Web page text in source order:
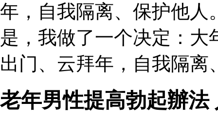
年，自我隔离、保护他人
是，我做了一个决定：
出门、云拜年，自我隔离
老年男性提高勃起辦